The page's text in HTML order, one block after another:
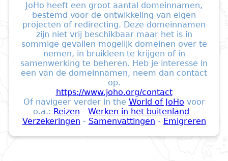
JoHo heeft een groot aantal domeinnamen,
bestemd voor de ontwikkeling van eigen
projecten of redirecting. Deze domeinnamen
zijn niet vrij beschikbaar maar het is in
sommige gevallen mogelijk domeinen over te
nemen, in bruikleen te krijgen of in
samenwerking te beheren. Heb je interesse in
een van de domeinnamen, neem dan contact
op.
https://www.joho.org/contact
Of navigeer verder in the World of JoHo voor
o.a.: Reizen - Werken in het buitenland -
Verzekeringen - Samenvattingen - Emigreren